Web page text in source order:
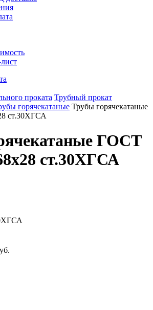
проката Трубный прокат
горячекатаные Трубы горячекатаные
ст.30ХГСА
ГОСТ
ст.30ХГСА